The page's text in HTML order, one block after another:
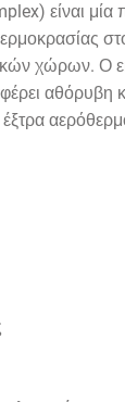
είναι μία
χώρων. Ο
αθόρυβη